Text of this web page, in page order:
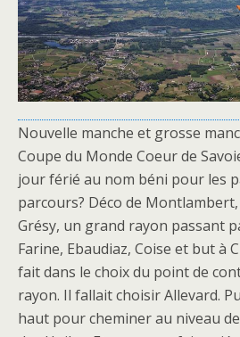
Nouvelle manche et grosse
Coupe du Monde Coeur de
jour férié au nom béni pour les
parcours? Déco de
Grésy, un grand rayon passant
Farine, Ebaudiaz, Coise et but à
fait dans le choix du point de
rayon. Il fallait choisir Allevard.
haut pour cheminer au niveau